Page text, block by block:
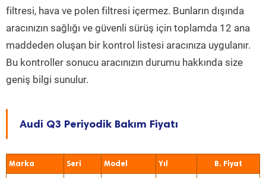
filtresi, hava ve polen filtresi içermez. Bunların dışında
aracınızın sağlığı ve güvenli sürüş için toplamda 12 ana
maddeden oluşan bir kontrol listesi aracınıza uygulanır.
Bu kontroller sonucu aracınızın durumu hakkında size
geniş bilgi sunulur.
Audi Q3 Periyodik Bakım Fiyatı
Marka Seri Model Yıl